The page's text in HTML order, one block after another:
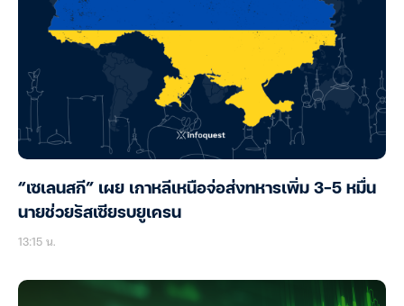
“เซเลนสกี” เผย เกาหลีเหนือจ่อส่งทหารเพิ่ม 3-5 หมื่น
นายช่วยรัสเซียรบยูเครน
13:15 น.